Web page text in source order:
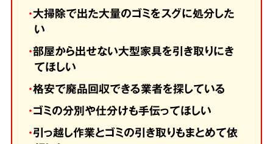
・大掃除で出た大量のゴミをスグに処分した
い
・部屋から出せない大型家具を引き取りにき
てほしい
・格安で廃品回収できる業者を探している
・ゴミの分別や仕分けも手伝ってほしい
・引っ越し作業とゴミの引き取りもまとめて依